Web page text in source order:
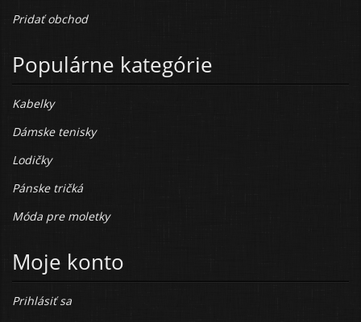
Pridať obchod
Populárne kategórie
Kabelky
Dámske tenisky
Lodičky
Pánske tričká
Móda pre moletky
Moje konto
Prihlásiť sa